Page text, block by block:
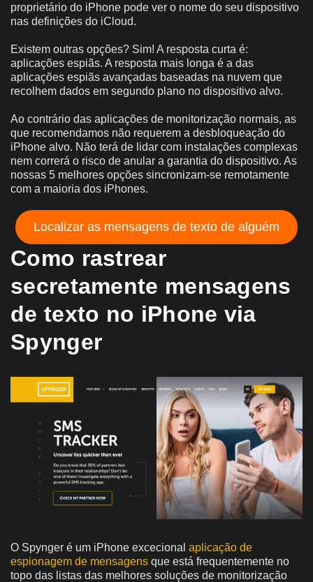
proprietário do iPhone pode ver o nome do seu dispositivo
nas definições do iCloud.
Existem outras opções? Sim! A resposta curta é:
aplicações espiãs. A resposta mais longa é a das
aplicações espiãs avançadas baseadas na nuvem que
recolhem dados em segundo plano no dispositivo alvo.
Ao contrário das aplicações de monitorização normais, as
que recomendamos não requerem a desbloqueação do
iPhone alvo. Não terá de lidar com instalações complexas
nem correrá o risco de anular a garantia do dispositivo. As
nossas 5 melhores opções sincronizam-se remotamente
com a maioria dos iPhones.
Localizar as mensagens de texto de alguém
Como rastrear
secretamente mensagens
de texto no iPhone via
Spynger
O Spynger é um iPhone excecional aplicação de
espionagem de mensagens que está frequentemente no
topo das listas das melhores soluções de monitorização